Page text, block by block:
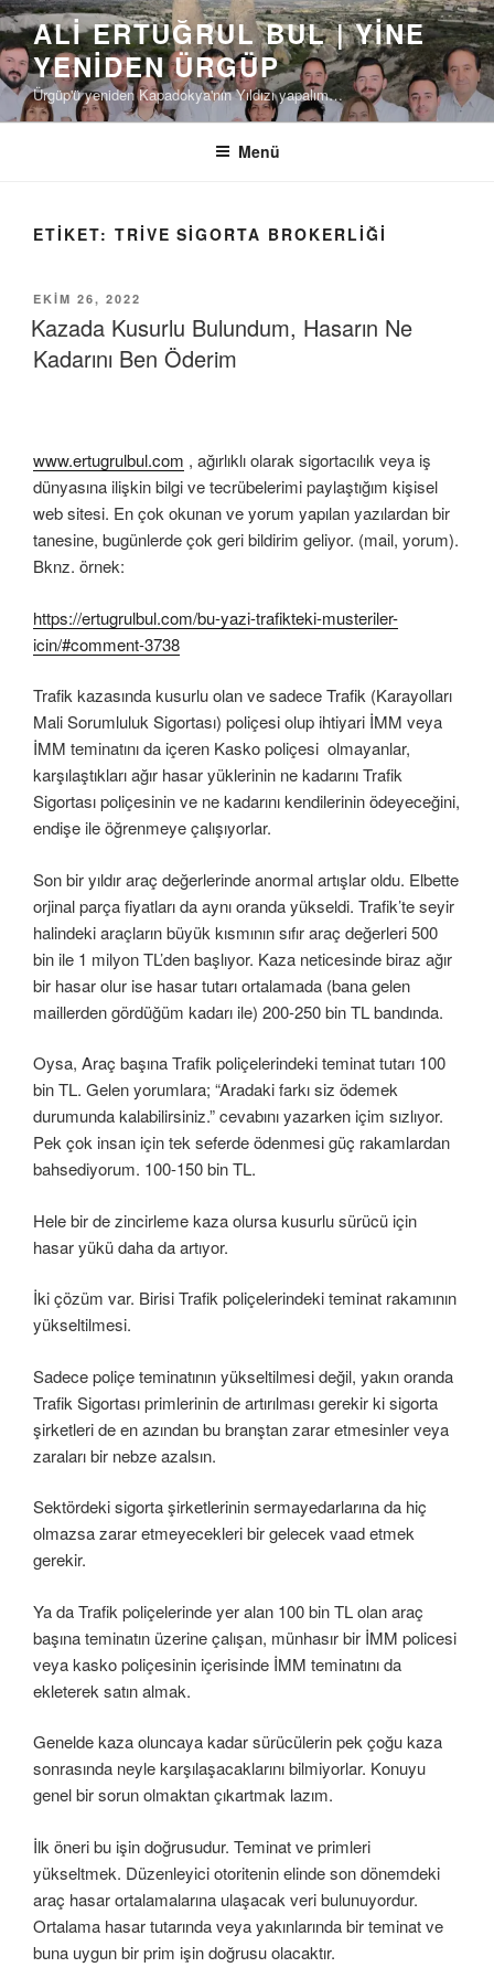
İçeriğe
geç ALI ERTUĞRUL BUL | YINE
YENIDEN ÜRGÜP
Ürgüp'ü yeniden Kapadokya'nın Yıldızı yapalım…
Menü
ETIKET: TRIVE SIGORTA BROKERLIĞI
YAYIM
TARIHI
EKIM 26, 2022
Kazada Kusurlu Bulundum, Hasarın Ne
Kadarını Ben Öderim
www.ertugrulbul.com , ağırlıklı olarak sigortacılık veya iş
dünyasına ilişkin bilgi ve tecrübelerimi paylaştığım kişisel
web sitesi. En çok okunan ve yorum yapılan yazılardan bir
tanesine, bugünlerde çok geri bildirim geliyor. (mail, yorum).
Bknz. örnek:
https://ertugrulbul.com/bu-yazi-trafikteki-musteriler-
icin/#comment-3738
Trafik kazasında kusurlu olan ve sadece Trafik (Karayolları
Mali Sorumluluk Sigortası) poliçesi olup ihtiyari İMM veya
İMM teminatını da içeren Kasko poliçesi olmayanlar,
karşılaştıkları ağır hasar yüklerinin ne kadarını Trafik
Sigortası poliçesinin ve ne kadarını kendilerinin ödeyeceğini,
endişe ile öğrenmeye çalışıyorlar.
Son bir yıldır araç değerlerinde anormal artışlar oldu. Elbette
orjinal parça fiyatları da aynı oranda yükseldi. Trafik’te seyir
halindeki araçların büyük kısmının sıfır araç değerleri 500
bin ile 1 milyon TL’den başlıyor. Kaza neticesinde biraz ağır
bir hasar olur ise hasar tutarı ortalamada (bana gelen
maillerden gördüğüm kadarı ile) 200-250 bin TL bandında.
Oysa, Araç başına Trafik poliçelerindeki teminat tutarı 100
bin TL. Gelen yorumlara; “Aradaki farkı siz ödemek
durumunda kalabilirsiniz.” cevabını yazarken içim sızlıyor.
Pek çok insan için tek seferde ödenmesi güç rakamlardan
bahsediyorum. 100-150 bin TL.
Hele bir de zincirleme kaza olursa kusurlu sürücü için
hasar yükü daha da artıyor.
İki çözüm var. Birisi Trafik poliçelerindeki teminat rakamının
yükseltilmesi.
Sadece poliçe teminatının yükseltilmesi değil, yakın oranda
Trafik Sigortası primlerinin de artırılması gerekir ki sigorta
şirketleri de en azından bu branştan zarar etmesinler veya
zaraları bir nebze azalsın.
Sektördeki sigorta şirketlerinin sermayedarlarına da hiç
olmazsa zarar etmeyecekleri bir gelecek vaad etmek
gerekir.
Ya da Trafik poliçelerinde yer alan 100 bin TL olan araç
başına teminatın üzerine çalışan, münhasır bir İMM policesi
veya kasko poliçesinin içerisinde İMM teminatını da
ekleterek satın almak.
Genelde kaza oluncaya kadar sürücülerin pek çoğu kaza
sonrasında neyle karşılaşacaklarını bilmiyorlar. Konuyu
genel bir sorun olmaktan çıkartmak lazım.
İlk öneri bu işin doğrusudur. Teminat ve primleri
yükseltmek. Düzenleyici otoritenin elinde son dönemdeki
araç hasar ortalamalarına ulaşacak veri bulunuyordur.
Ortalama hasar tutarında veya yakınlarında bir teminat ve
buna uygun bir prim işin doğrusu olacaktır.